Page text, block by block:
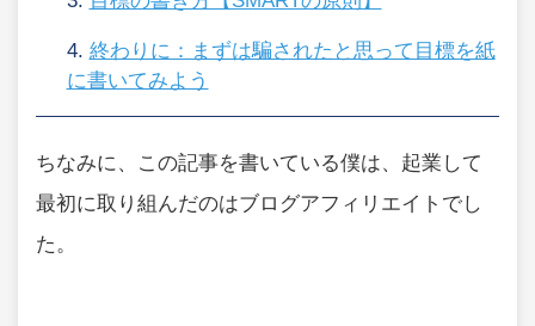
終わりに：まずは騙されたと思って目標を紙
に書いてみよう
ちなみに、この記事を書いている僕は、起業して
最初に取り組んだのはブログアフィリエイトでし
た。